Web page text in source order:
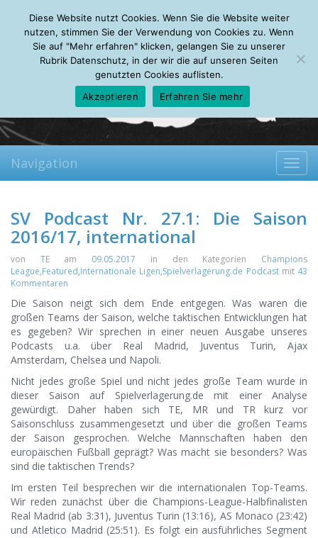
Thursday, 06.08.2026
Mein Account
About Autoren Leseempfehlungen FAQ
Navigation
SV Podcast Nr. 27.1: Die Saison
2016/17, international
von TEam 09.05.2017 in den Kategorien Champions
League,Featured,Internationale Ligen,Spielverlagerung.de Podcastmit 43
Kommentaren
Die Saison neigt sich dem Ende entgegen. Was waren die
großen Teams der Saison, welche taktischen Entwicklungen hat
es gegeben? Wir sprechen in einer neuen Ausgabe unseres
Podcasts u.a. über Real Madrid, Juventus Turin, Ajax
Amsterdam, Chelsea und Napoli.
Nicht jedes große Spiel und nicht jedes große Team wurde in
dieser Saison auf Spielverlagerung.de mit einer Analyse
gewürdigt. Daher haben sich TE, MR und TR kurz vor
Saisonschluss zusammengesetzt und über die großen Teams
der Saison gesprochen. Welche Mannschaften haben den
europäischen Fußball geprägt? Was macht sie besonders? Was
sind die taktischen Trends?
Im ersten Teil besprechen wir die internationalen Top-Teams.
Wir reden zunächst über die Champions-League-Halbfinalisten
Real Madrid (ab 3:31), Juventus Turin (13:16), AS Monaco (23:42)
und Atletico Madrid (25:51). Es folgt ein ausführliches Segment
Diese Website nutzt Cookies. Wenn Sie die Website weiter
nutzen, stimmen Sie der Verwendung von Cookies zu. Wenn
Sie auf "Mehr erfahren" klicken, gelangen Sie zu unserer
Rubrik Datenschutz, in der wir die auf unseren Seiten
genutzten Cookies auflisten.
Akzeptieren
Erfahren Sie mehr